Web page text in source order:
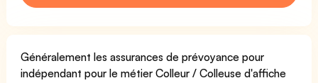
Généralement les assurances de prévoyance pour
indépendant pour le métier Colleur / Colleuse d'affiche